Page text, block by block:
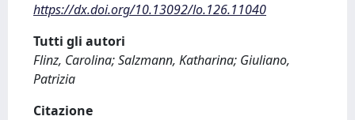
https://dx.doi.org/10.13092/lo.126.11040
Tutti gli autori
Flinz, Carolina; Salzmann, Katharina; Giuliano,
Patrizia
Citazione